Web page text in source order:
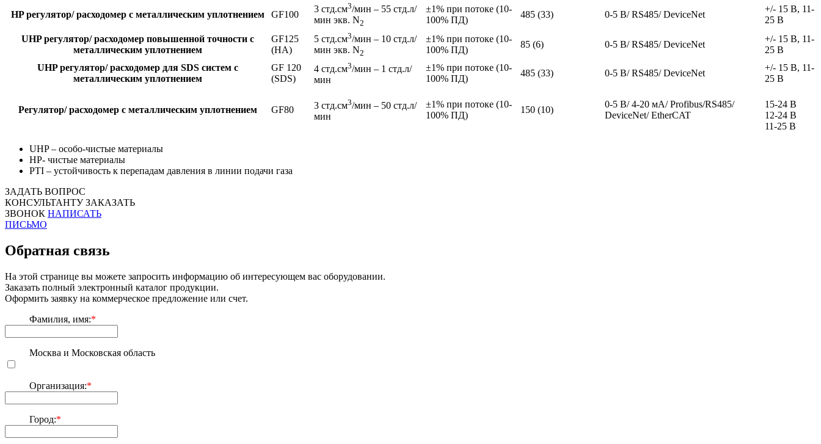
HP регулятор/ расходомер с металлическим уплотнением GF100
3 стд.см3/мин – 55 стд.л/
мин экв. N2
±1% при потоке (10-
100% ПД)
485 (33) 0-5 В/ RS485/ DeviceNet
+/- 15 В, 11-
25 В
UHP регулятор/ расходомер повышенной точности с
металлическим уплотнением
GF125
(HA)
5 стд.см3/мин – 10 стд.л/
мин экв. N2
±1% при потоке (10-
100% ПД)
85 (6) 0-5 В/ RS485/ DeviceNet
+/- 15 В, 11-
25 В
UHP регулятор/ расходомер для SDS систем с
металлическим уплотнением
GF 120
(SDS)
4 стд.см3/мин – 1 стд.л/
мин
±1% при потоке (10-
100% ПД)
485 (33) 0-5 В/ RS485/ DeviceNet
+/- 15 В, 11-
25 В
Регулятор/ расходомер с металлическим уплотнением GF80 3 стд.см3/мин – 50 стд.л/
мин
±1% при потоке (10-
100% ПД)
150 (10)
0-5 В/ 4-20 мА/ Profibus/RS485/
DeviceNet/ EtherCAT
15-24 В
12-24 В
11-25 В
UHP – особо-чистые материалы
HP- чистые материалы
PTI – устойчивость к перепадам давления в линии подачи газа
ЗАДАТЬ ВОПРОС
КОНСУЛЬТАНТУ ЗАКАЗАТЬ
ЗВОНОК НАПИСАТЬ
ПИСЬМО
Обратная связь
На этой странице вы можете запросить информацию об интересующем вас оборудовании.
Заказать полный электронный каталог продукции.
Оформить заявку на коммерческое предложение или счет.
Фамилия, имя:*
Москва и Московская область
Организация:*
Город:*